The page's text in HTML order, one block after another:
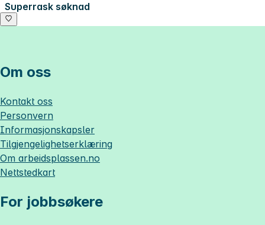
Superrask søknad
Om oss
Kontakt oss
Personvern
Informasjonskapsler
Tilgjengelighetserklæring
Om arbeidsplassen.no
Nettstedkart
For jobbsøkere